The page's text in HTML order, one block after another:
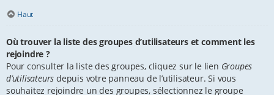
Haut
Où trouver la liste des groupes d’utilisateurs et comment les
rejoindre ?
Pour consulter la liste des groupes, cliquez sur le lien Groupes
d’utilisateurs depuis votre panneau de l’utilisateur. Si vous
souhaitez rejoindre un des groupes, sélectionnez le groupe